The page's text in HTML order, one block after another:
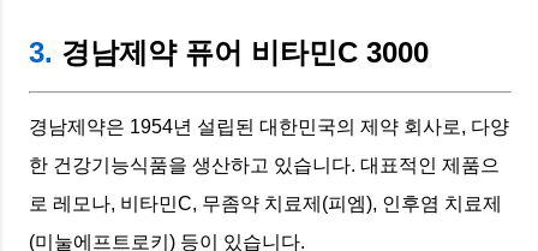
3. 경남제약 퓨어 비타민C 3000
경남제약은 1954년 설립된 대한민국의 제약 회사로, 다양
한 건강기능식품을 생산하고 있습니다. 대표적인 제품으
로 레모나, 비타민C, 무좀약 치료제(피엠), 인후염 치료제
(미눌에프트로키) 등이 있습니다.